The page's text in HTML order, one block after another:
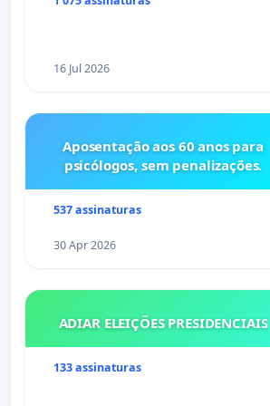
16 Jul 2026
Aposentação aos 60 anos para
psicólogos, sem penalizações.
537 assinaturas
30 Apr 2026
ADIAR ELEIÇÕES PRESIDENCIAIS
133 assinaturas